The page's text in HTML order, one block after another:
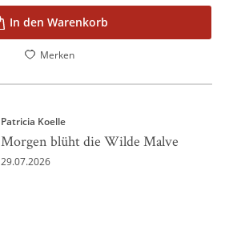
In den Warenkorb
Merken
Patricia Koelle
Morgen blüht die Wilde Malve
29.07.2026